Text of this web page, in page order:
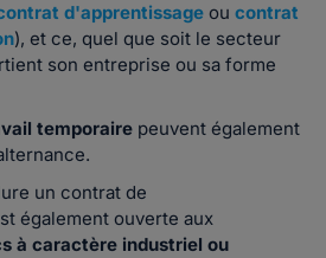
d'apprentissage ou contrat
), et ce, quel que soit le secteur
son entreprise ou sa forme
temporaire peuvent également
un contrat de
également ouverte aux
à caractère industriel ou